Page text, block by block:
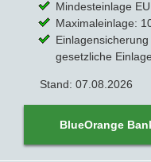
Mindesteinlage
Maximaleinlage:
gesetzliche
Stand: 07.08.2026
BlueOrange